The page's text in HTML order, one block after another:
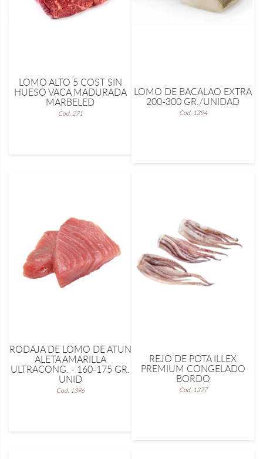
LOMO ALTO 5 COST SIN
HUESO VACA MADURADA
MARBELED
Cod. 271
LOMO DE BACALAO EXTRA
200-300 GR./UNIDAD
Cod. 1394
RODAJA DE LOMO DE ATUN
ALETA AMARILLA
ULTRACONG. - 160-175 GR.
UNID
Cod. 1396
REJO DE POTA ILLEX
PREMIUM CONGELADO
BORDO
Cod. 1377